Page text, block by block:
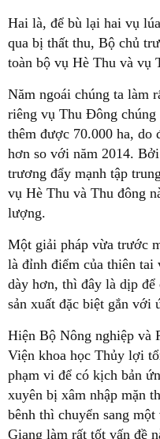
Hai là, để bù lại hai vụ
qua bị thất thu, Bộ chủ
toàn bộ vụ Hè Thu và vụ
Năm ngoái chúng ta làm
riêng vụ Thu Đông chúng
thêm được 70.000 ha, do
hơn so với năm 2014.
trương đẩy mạnh tập
vụ Hè Thu và Thu đông
lượng.
Một giải pháp vừa trước
là đỉnh điểm của thiên tai
dày hơn, thì đây là dịp để
sản xuất đặc biệt gắn với
Hiện Bộ Nông nghiệp và
Viện khoa học Thủy lợi
phạm vi để có kịch bản
xuyên bị xâm nhập mặn
bênh thì chuyển sang
Giang làm rất tốt vấn đề